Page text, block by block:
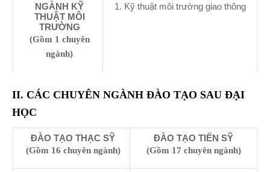
NGÀNH KỸ
THUẬT MÔI
TRƯỜNG
(Gồm 1 chuyên
ngành)
1. Kỹ thuật môi trường giao thông
II. CÁC CHUYÊN NGÀNH ĐÀO TẠO SAU ĐẠI
HỌC
ĐÀO TẠO THẠC SỸ
(Gồm 16 chuyên ngành)
ĐÀO TẠO TIẾN SỸ
(Gồm 17 chuyên ngành)